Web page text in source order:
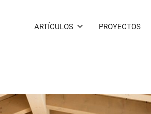
ARTÍCULOS PROYECTOS